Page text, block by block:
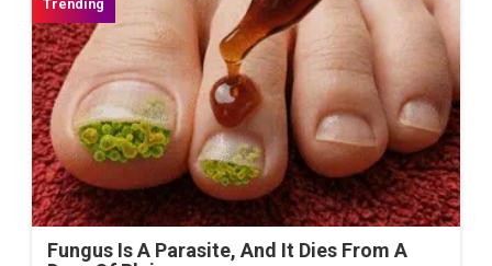
Fungus Is A Parasite, And It Dies From A